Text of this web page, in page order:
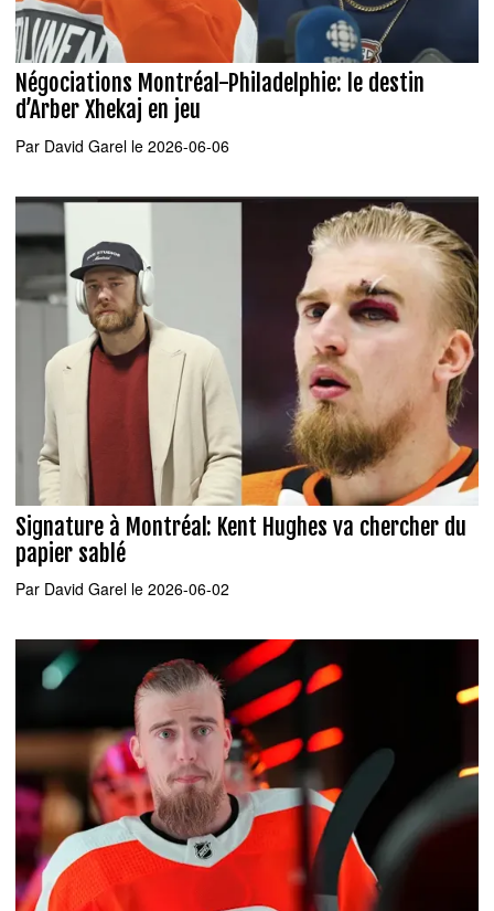
Négociations Montréal-Philadelphie: le destin
d’Arber Xhekaj en jeu
Par David Garel le 2026-06-06
Signature à Montréal: Kent Hughes va chercher du
papier sablé
Par David Garel le 2026-06-02